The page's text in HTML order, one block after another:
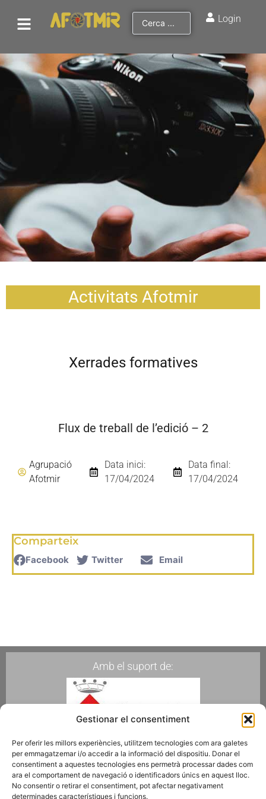
Gestionar el consentiment
Per oferir les millors experiències, utilitzem tecnologies com ara galetes
per emmagatzemar i/o accedir a la informació del dispositiu. Donar el
consentiment a aquestes tecnologies ens permetrà processar dades com
ara el comportament de navegació o identificadors únics en aquest lloc.
No consentir o retirar el consentiment, pot afectar negativament
determinades característiques i funcions.
Login
Activitats Afotmir
Xerrades formatives
Flux de treball de l’edició – 2
Agrupació
Afotmir
Data inici:
17/04/2024
Data final:
17/04/2024
Comparteix
Facebook Twitter Email
Amb el suport de:
Membres de: